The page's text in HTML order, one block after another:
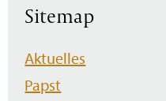
Sitemap
Navigation
überspringen
Aktuelles
Papst